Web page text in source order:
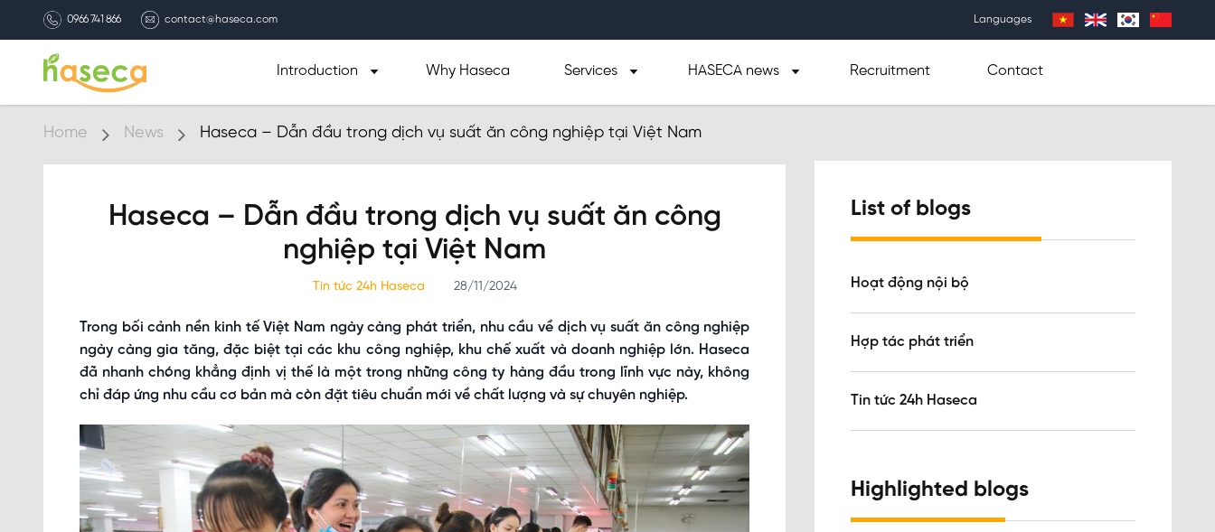
0966 741 866 contact@haseca.com Languages
Introduction Why Haseca Services HASECA news Recruitment Contact
Home News Haseca – Dẫn đầu trong dịch vụ suất ăn công nghiệp tại Việt Nam
Haseca – Dẫn đầu trong dịch vụ suất ăn công
nghiệp tại Việt Nam
Tin tức 24h Haseca 28/11/2024
Trong bối cảnh nền kinh tế Việt Nam ngày càng phát triển, nhu cầu về dịch vụ suất ăn công nghiệp
ngày càng gia tăng, đặc biệt tại các khu công nghiệp, khu chế xuất và doanh nghiệp lớn. Haseca
đã nhanh chóng khẳng định vị thế là một trong những công ty hàng đầu trong lĩnh vực này, không
chỉ đáp ứng nhu cầu cơ bản mà còn đặt tiêu chuẩn mới về chất lượng và sự chuyên nghiệp.
List of blogs
Hoạt động nội bộ
Hợp tác phát triển
Tin tức 24h Haseca
Highlighted blogs